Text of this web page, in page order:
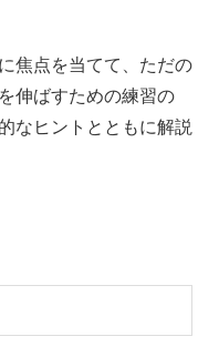
焦点を当てて、ただの
伸ばすための練習の
なヒントとともに解説